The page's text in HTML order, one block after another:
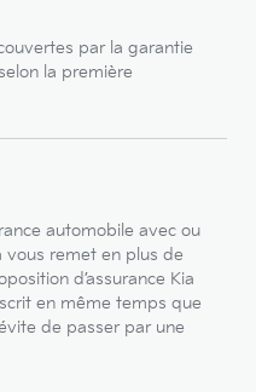
par la garantie
la première
automobile avec ou
vous remet en plus de
d’assurance Kia
en même temps que
de passer par une